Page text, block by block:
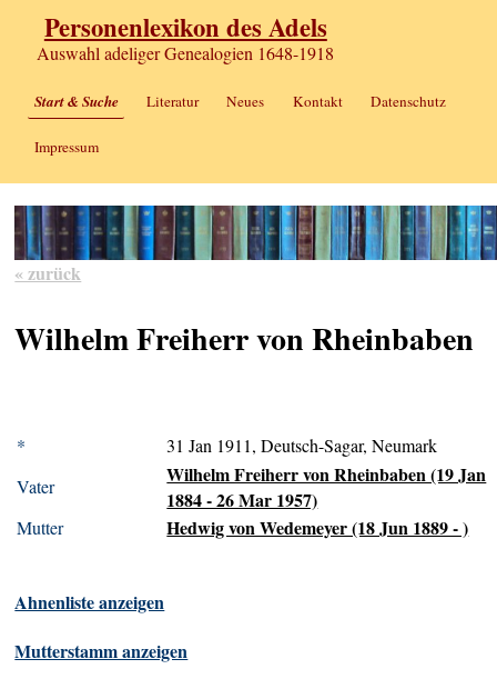
Personenlexikon des Adels
Auswahl adeliger Genealogien 1648-1918
Start & Suche Literatur Neues Kontakt Datenschutz
Impressum
« zurück
Wilhelm Freiherr von Rheinbaben
*
31 Jan 1911, Deutsch-Sagar, Neumark
Vater
Wilhelm Freiherr von Rheinbaben (19 Jan
1884 - 26 Mar 1957)
Mutter Hedwig von Wedemeyer (18 Jun 1889 - )
Ahnenliste anzeigen
Mutterstamm anzeigen